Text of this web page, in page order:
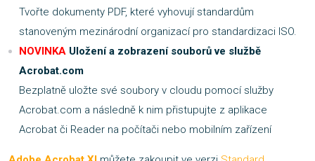
Tvořte dokumenty PDF, které vyhovují standardům
stanoveným mezinárodní organizací pro standardizaci ISO.
NOVINKA Uložení a zobrazení souborů ve službě
Acrobat.com
Bezplatně uložte své soubory v cloudu pomocí služby
Acrobat.com a následně k nim přistupujte z aplikace
Acrobat či Reader na počítači nebo mobilním zařízení